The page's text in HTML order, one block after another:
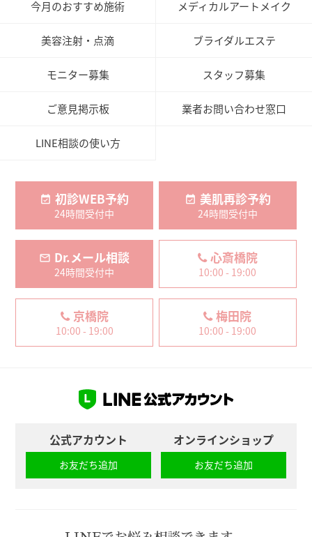
今月のおすすめ施術 メディカルアートメイク
美容注射・点滴 ブライダルエステ
モニター募集 スタッフ募集
ご意見掲示板 業者お問い合わせ窓口
LINE相談の使い方
初診WEB予約
24時間受付中
美肌再診予約
24時間受付中
Dr.メール相談
24時間受付中
心斎橋院
10:00 - 19:00
京橋院
10:00 - 19:00
梅田院
10:00 - 19:00
公式アカウント
お友だち追加
オンラインショップ
お友だち追加